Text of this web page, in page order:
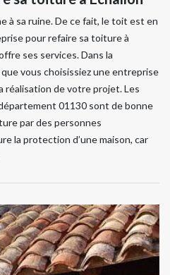
à sa ruine. De ce fait, le toit est en
pour refaire sa toiture à
ses services. Dans la
vous choisissiez une entreprise
réalisation de votre projet. Les
01130 sont de bonne
par des personnes
la protection d’une maison, car